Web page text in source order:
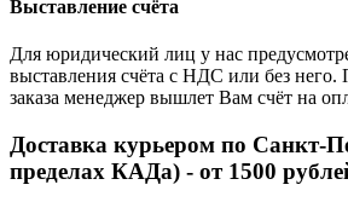
Выставление счёта
Для юридический лиц у нас
выставления счёта с НДС или без него.
заказа менеджер вышлет Вам счёт на
Доставка курьером по Санкт-
пределах КАДа) - от 1500